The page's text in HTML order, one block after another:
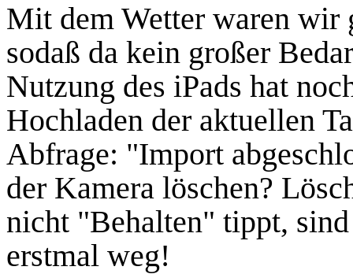
Mit dem Wetter waren wir
sodaß da kein großer
Nutzung des iPads hat
Hochladen der aktuellen
Abfrage: "Import
der Kamera löschen?
nicht "Behalten" tippt,
erstmal weg!